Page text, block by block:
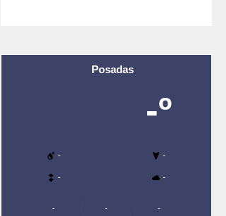
Posadas
-º
- -
- -
- - -